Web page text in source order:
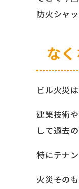
防火シャ
な
ビル火災
建築技術
して過去
特にテナ
火災その